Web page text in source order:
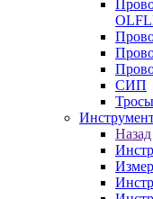
СИП
Назад